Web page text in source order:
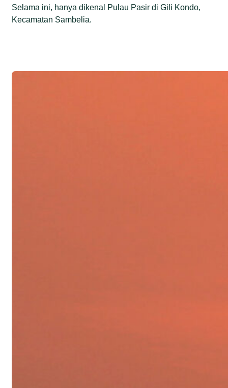
Selama ini, hanya dikenal Pulau Pasir di Gili Kondo,
Kecamatan Sambelia.